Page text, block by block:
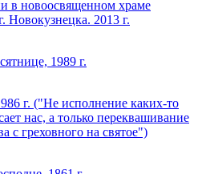
в новоосвященном храме
Новокузнецка. 2013 г.
1989 г.
г. ("Не исполнение каких-то
нас, а только переквашивание
с греховного на святое")